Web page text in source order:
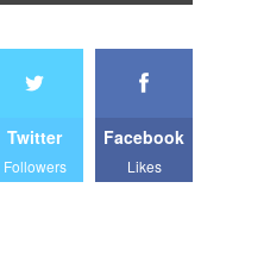
Facebook
Likes
Twitter
Followers